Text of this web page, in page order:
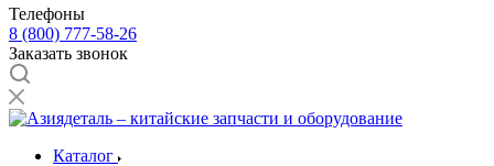
Телефоны
8 (800) 777-58-26
Заказать звонок
Каталог